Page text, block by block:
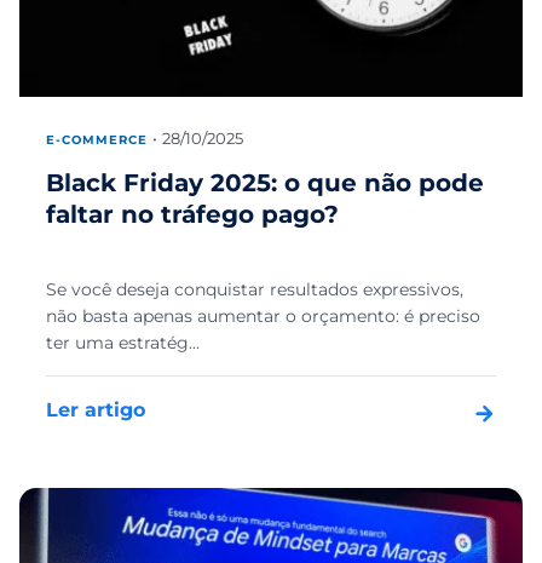
E-COMMERCE 28/10/2025
Black Friday 2025: o que não pode
faltar no tráfego pago?
Se você deseja conquistar resultados expressivos,
não basta apenas aumentar o orçamento: é preciso
ter uma estratég...
Ler artigo